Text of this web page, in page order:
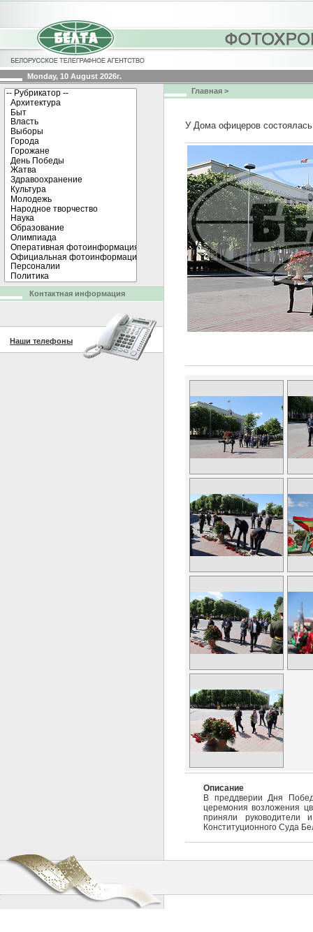
Monday, 10 August 2026г.
Главная >
У Дома офицеров
Описание
В преддверии Дня
церемония возложения
приняли руководители
Конституционного Суда
Контактная информация
Наши телефоны